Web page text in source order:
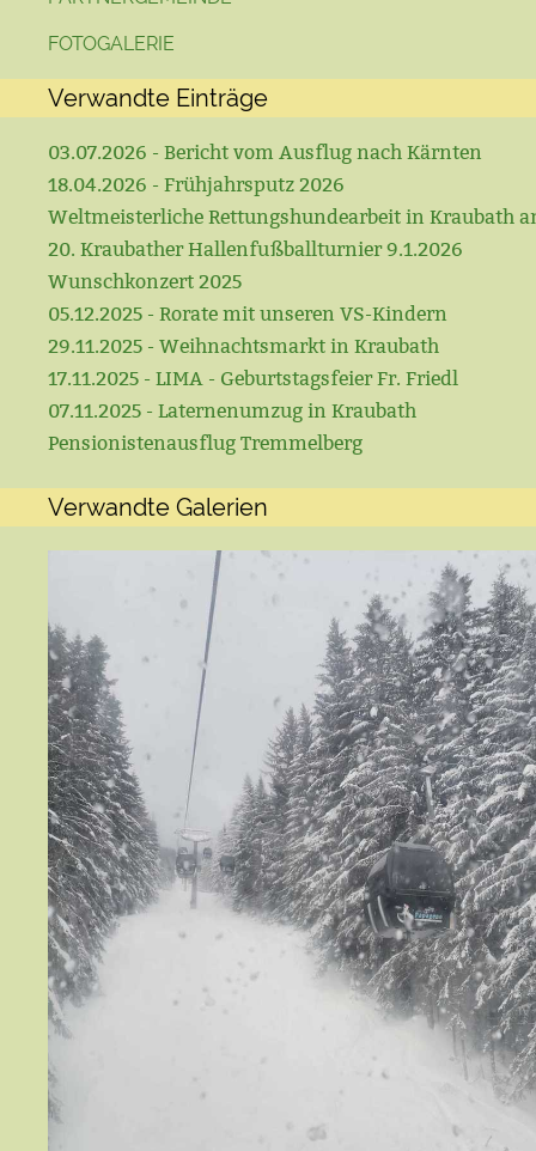
FOTOGALERIE
Verwandte Einträge
03.07.2026 - Bericht vom Ausflug nach Kärnten
18.04.2026 - Frühjahrsputz 2026
Weltmeisterliche Rettungshundearbeit in Kraubath
20. Kraubather Hallenfußballturnier 9.1.2026
Wunschkonzert 2025
05.12.2025 - Rorate mit unseren VS-Kindern
29.11.2025 - Weihnachtsmarkt in Kraubath
17.11.2025 - LIMA - Geburtstagsfeier Fr. Friedl
07.11.2025 - Laternenumzug in Kraubath
Pensionistenausflug Tremmelberg
Verwandte Galerien